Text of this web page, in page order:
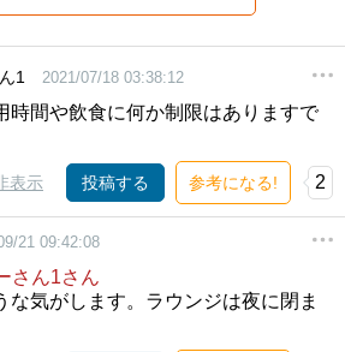
1 2021/07/18 03:38:12
時間や飲食に何か制限はありますで
表示 投稿する 参考になる! 2
21 09:42:08
さん1さん
な気がします。ラウンジは夜に閉ま